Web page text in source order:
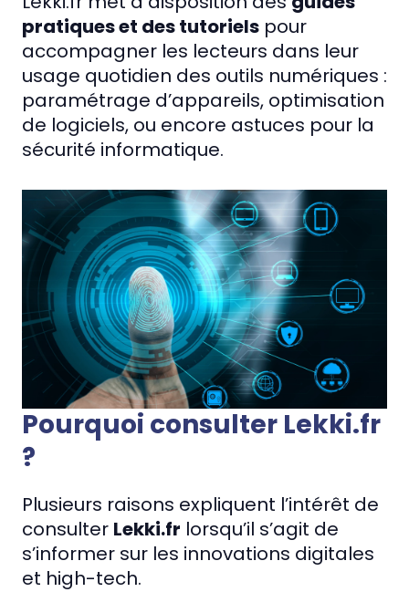
pratiques et des tutoriels pour
accompagner les lecteurs dans leur
usage quotidien des outils numériques :
paramétrage d’appareils, optimisation
de logiciels, ou encore astuces pour la
sécurité informatique.
Pourquoi consulter Lekki.fr
?
Plusieurs raisons expliquent l’intérêt de
consulter Lekki.fr lorsqu’il s’agit de
s’informer sur les innovations digitales
et high-tech.